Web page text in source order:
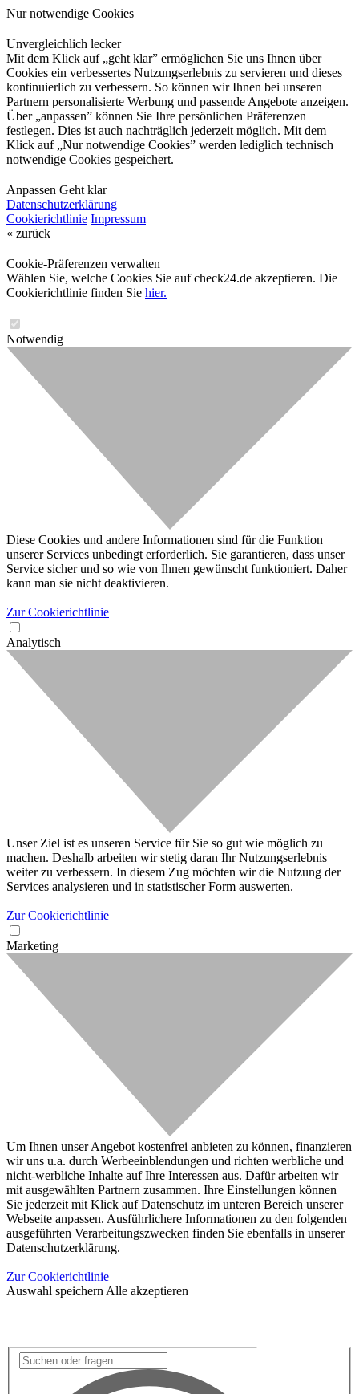
Nur notwendige Cookies
Unvergleichlich lecker
Mit dem Klick auf „geht klar” ermöglichen Sie uns Ihnen über
Cookies ein verbessertes Nutzungserlebnis zu servieren und dieses
kontinuierlich zu verbessern. So können wir Ihnen bei unseren
Partnern personalisierte Werbung und passende Angebote anzeigen.
Über „anpassen” können Sie Ihre persönlichen Präferenzen
festlegen. Dies ist auch nachträglich jederzeit möglich. Mit dem
Klick auf „Nur notwendige Cookies” werden lediglich technisch
notwendige Cookies gespeichert.
Anpassen Geht klar
Datenschutzerklärung
Cookierichtlinie Impressum
« zurück
Cookie-Präferenzen verwalten
Wählen Sie, welche Cookies Sie auf check24.de akzeptieren. Die
Cookierichtlinie finden Sie hier.
Notwendig
Diese Cookies und andere Informationen sind für die Funktion
unserer Services unbedingt erforderlich. Sie garantieren, dass unser
Service sicher und so wie von Ihnen gewünscht funktioniert. Daher
kann man sie nicht deaktivieren.
Zur Cookierichtlinie
Analytisch
Unser Ziel ist es unseren Service für Sie so gut wie möglich zu
machen. Deshalb arbeiten wir stetig daran Ihr Nutzungserlebnis
weiter zu verbessern. In diesem Zug möchten wir die Nutzung der
Services analysieren und in statistischer Form auswerten.
Zur Cookierichtlinie
Marketing
Um Ihnen unser Angebot kostenfrei anbieten zu können, finanzieren
wir uns u.a. durch Werbeeinblendungen und richten werbliche und
nicht-werbliche Inhalte auf Ihre Interessen aus. Dafür arbeiten wir
mit ausgewählten Partnern zusammen. Ihre Einstellungen können
Sie jederzeit mit Klick auf Datenschutz im unteren Bereich unserer
Webseite anpassen. Ausführlichere Informationen zu den folgenden
ausgeführten Verarbeitungszwecken finden Sie ebenfalls in unserer
Datenschutzerklärung.
Zur Cookierichtlinie
Auswahl speichern Alle akzeptieren